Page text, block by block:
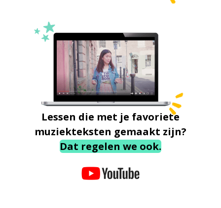
Lessen die met je favoriete
muziekteksten gemaakt zijn?
Dat regelen we ook.